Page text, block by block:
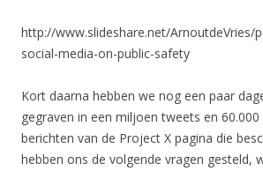
http://www.slideshare.net/ArnoutdeVries/
social-media-on-public-safety
Kort daarna hebben we nog een paar
gegraven in een miljoen tweets en
berichten van de Project X pagina die
hebben ons de volgende vragen gesteld,